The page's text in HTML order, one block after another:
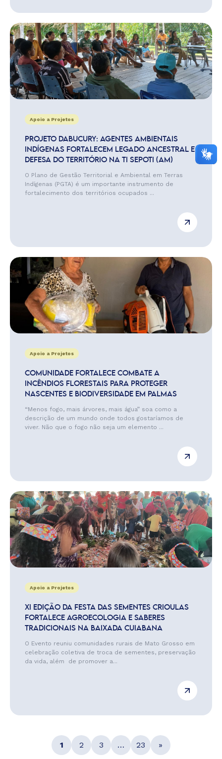
Apoio a Projetos
PROJETO DABUCURY: AGENTES AMBIENTAIS
INDÍGENAS FORTALECEM LEGADO ANCESTRAL E
DEFESA DO TERRITÓRIO NA TI SEPOTI (AM)
O Plano de Gestão Territorial e Ambiental em Terras
Indígenas (PGTA) é um importante instrumento de
fortalecimento dos territórios ocupados ...
Apoio a Projetos
COMUNIDADE FORTALECE COMBATE A
INCÊNDIOS FLORESTAIS PARA PROTEGER
NASCENTES E BIODIVERSIDADE EM PALMAS
“Menos fogo, mais árvores, mais água” soa como a
descrição de um mundo onde todos gostaríamos de
viver. Não que o fogo não seja um elemento ...
Apoio a Projetos
XI EDIÇÃO DA FESTA DAS SEMENTES CRIOULAS
FORTALECE AGROECOLOGIA E SABERES
TRADICIONAIS NA BAIXADA CUIABANA
O Evento reuniu comunidades rurais de Mato Grosso em
celebração coletiva de troca de sementes, preservação
da vida, além de promover a...
1 2 3 … 23 »